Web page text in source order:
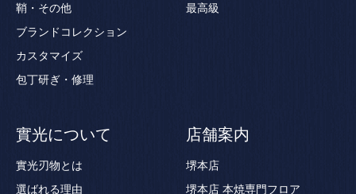
鞘・その他
ブランドコレクション
カスタマイズ
包丁研ぎ・修理
最高級
實光について
實光刃物とは
選ばれる理由
店舗案内
堺本店
堺本店 本焼専門フロア